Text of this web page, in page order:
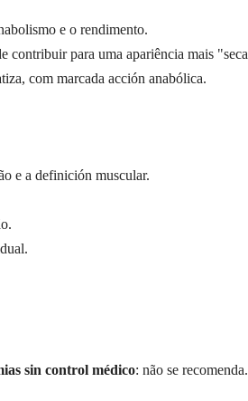
e o rendimento.
contribuir para uma apariência mais
com marcada acción anabólica.
e a definición muscular.
sin control médico: não se recomenda.